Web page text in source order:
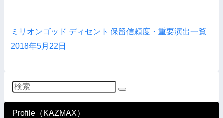
ミリオンゴッド ディセント 保留信頼度・重要演出一覧
2018年5月22日
Profile（KAZMAX）